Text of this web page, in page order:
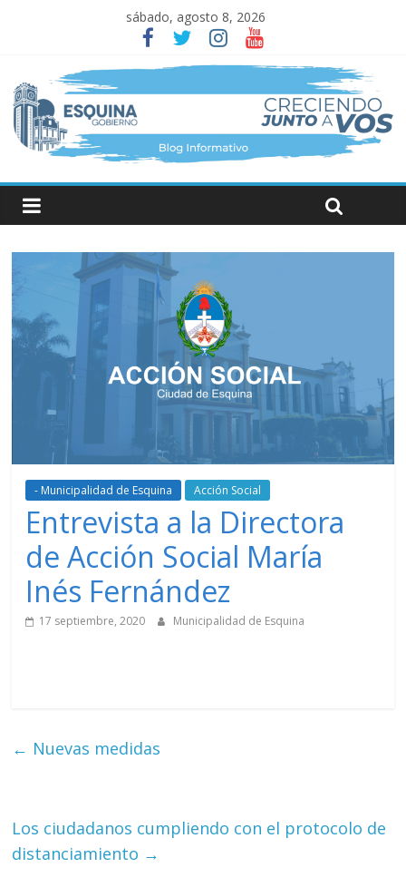
sábado, agosto 8, 2026
- Municipalidad de Esquina Acción Social
Entrevista a la Directora
de Acción Social María
Inés Fernández
17 septiembre, 2020 Municipalidad de Esquina
← Nuevas medidas
Los ciudadanos cumpliendo con el protocolo de
distanciamiento →